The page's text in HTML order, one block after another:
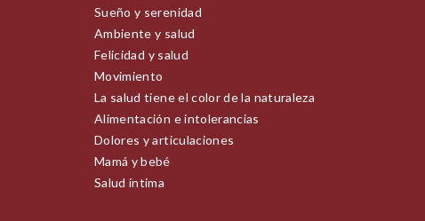
Sueño y serenidad
Ambiente y salud
Felicidad y salud
Movimiento
La salud tiene el color de la naturaleza
Alimentación e intolerancias
Dolores y articulaciones
Mamá y bebé
Salud íntima